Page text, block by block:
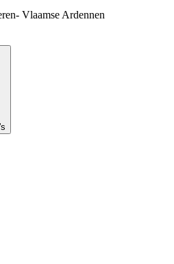
- Vlaamse Ardennen